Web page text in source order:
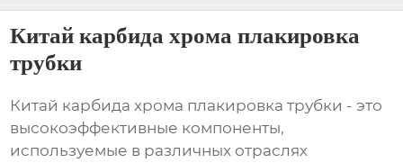
Китай карбида хрома плакировка
трубки
Китай карбида хрома плакировка трубки - это
высокоэффективные компоненты,
используемые в различных отраслях